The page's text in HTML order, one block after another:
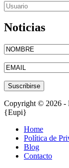
Noticias
Copyright © 2026 -
{Eupi}
Home
Política de
Blog
Contacto